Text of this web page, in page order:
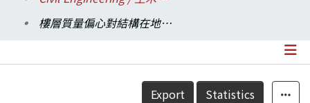
Research Outputs
樓層質量偏心對結構在地震下之動態效應
Details
Export Statistics